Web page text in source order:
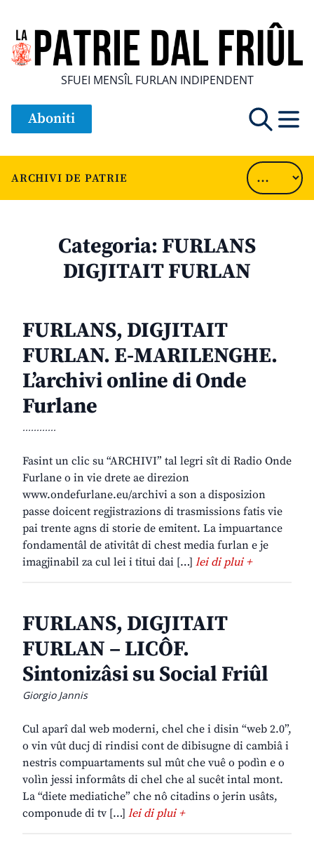
SFUEI MENSÎL FURLAN INDIPENDENT
Aboniti
ARCHIVI DE PATRIE
Categoria: FURLANS
DIGJITAIT FURLAN
FURLANS, DIGJITAIT
FURLAN. E-MARILENGHE.
L’archivi online di Onde
Furlane
............
Fasint un clic su “ARCHIVI” tal legri sît di Radio Onde
Furlane o in vie drete ae direzion
www.ondefurlane.eu/archivi a son a disposizion
passe doicent regjistrazions di trasmissions fatis vie
pai trente agns di storie de emitent. La impuartance
fondamentâl de ativitât di chest media furlan e je
imagjinabil za cul lei i titui dai […] lei di plui +
FURLANS, DIGJITAIT
FURLAN – LICÔF.
Sintonizâsi su Social Friûl
Giorgio Jannis
Cul aparî dal web moderni, chel che i disin “web 2.0”,
o vin vût ducj di rindisi cont de dibisugne di cambiâ i
nestris compuartaments sul mût che vuê o podìn e o
volìn jessi informâts di chel che al sucêt intal mont.
La “diete mediatiche” che nô citadins o jerin usâts,
componude di tv […] lei di plui +